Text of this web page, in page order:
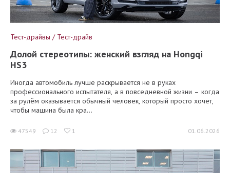
Тест-драйвы / Тест-драйв
Долой стереотипы: женский взгляд на Hongqi
HS3
Иногда автомобиль лучше раскрывается не в руках
профессионального испытателя, а в повседневной жизни – когда
за рулём оказывается обычный человек, который просто хочет,
чтобы машина была кра...
47549 12 1 01.06.2026